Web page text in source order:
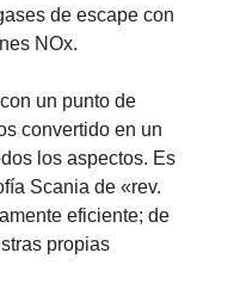
de escape con
NOx.
un punto de
convertido en un
los aspectos. Es
Scania de «rev.
eficiente; de
propias